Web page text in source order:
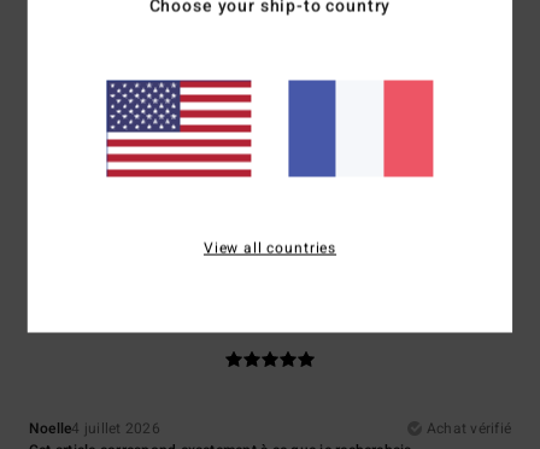
Trop petit Trop grand
Coloris
5
Noelle4 juillet 2026
Achat vérifié
Choose your ship-to country
View all countries